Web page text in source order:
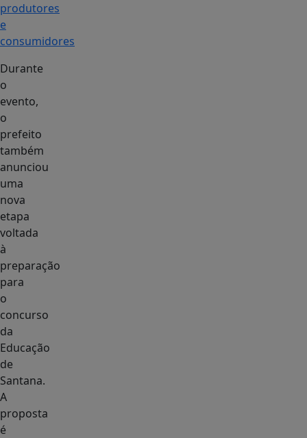
produtores
e
consumidores
Durante
o
evento,
o
prefeito
também
anunciou
uma
nova
etapa
voltada
à
preparação
para
o
concurso
da
Educação
de
Santana.
A
proposta
é